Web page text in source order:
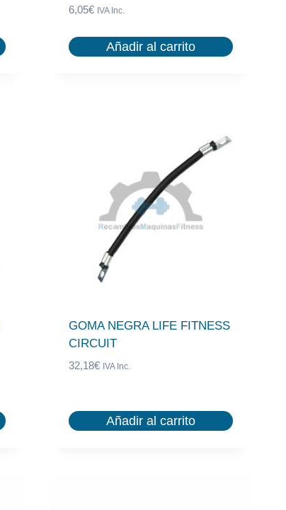
6,05€ IVA Inc.
Añadir al carrito
GOMA NEGRA LIFE FITNESS
CIRCUIT
32,18€ IVA Inc.
Añadir al carrito